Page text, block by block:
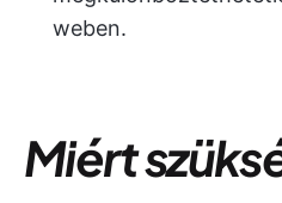
weben.
Miért